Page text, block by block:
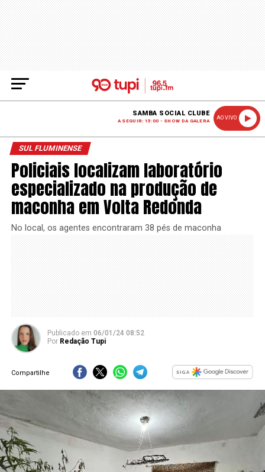
SAMBA SOCIAL CLUBE
A SEGUIR: 15:00 - SHOW DA GALERA
AO VIVO
SUL FLUMINENSE
Policiais localizam laboratório
especializado na produção de
maconha em Volta Redonda
No local, os agentes encontraram 38 pés de maconha
Publicado em 06/01/24 08:52
Por Redação Tupi
Compartilhe